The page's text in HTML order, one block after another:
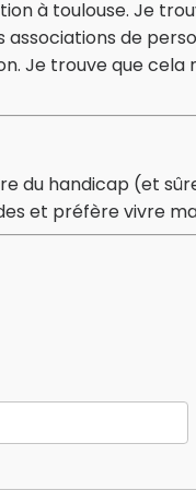
à toulouse. Je
associations de
Je trouve que cela
du handicap (et
et préfère vivre